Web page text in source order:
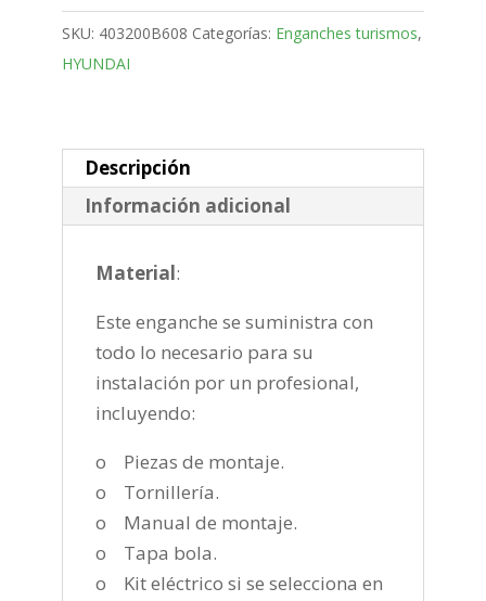
3-
5
Puertas
1998-
2008
SKU: 403200B608 Categorías: Enganches turismos,
HYUNDAI
Descripción
Información adicional
Material:
Este enganche se suministra con
todo lo necesario para su
instalación por un profesional,
incluyendo:
o Piezas de montaje.
o Tornillería.
o Manual de montaje.
o Tapa bola.
o Kit eléctrico si se selecciona en